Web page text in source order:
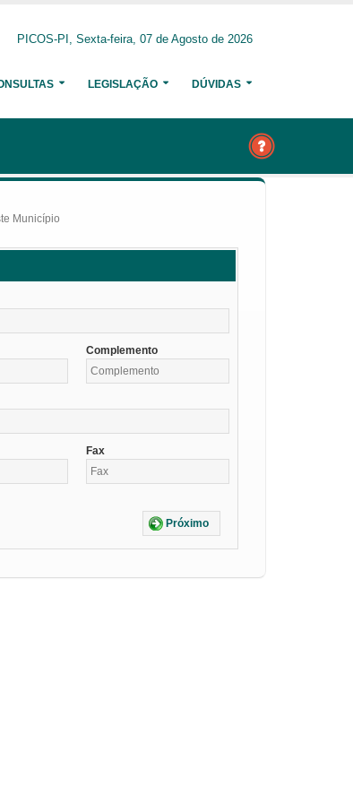
PICOS-PI, Sexta-feira, 07 de Agosto de 2026
LEGISLAÇÃO DÚVIDAS
Município
Complemento
Fax
Próximo